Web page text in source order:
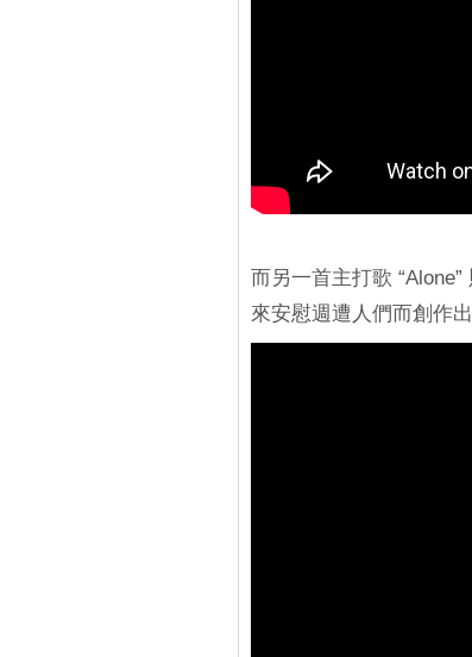
而另一首主打歌
來安慰週遭人們而創作出